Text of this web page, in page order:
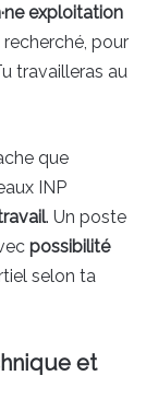
exploitation
pour
travailleras au
que
INP
. Un poste
possibilité
selon ta
et